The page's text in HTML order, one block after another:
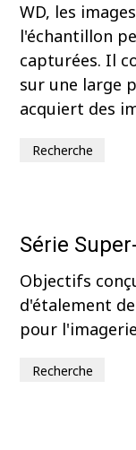
WD, les
l'échantillon
capturées. Il
sur une large
acquiert des
Recherche
Série
Objectifs
d'étalement
pour
Recherche